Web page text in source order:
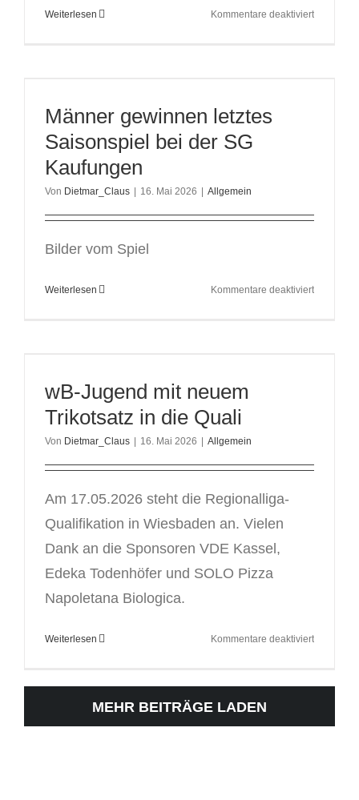
Weiterlesen Kommentare deaktiviertfür
Männer gewinnen letztes
Saisonspiel bei der SG
Kaufungen
Von Dietmar_Claus 16. Mai 2026 Allgemein
Bilder vom Spiel
Weiterlesen Kommentare deaktiviertfür
wB-Jugend mit neuem
Trikotsatz in die Quali
Von Dietmar_Claus 16. Mai 2026 Allgemein
Am 17.05.2026 steht die Regionalliga-
Qualifikation in Wiesbaden an. Vielen
Dank an die Sponsoren VDE Kassel,
Edeka Todenhöfer und SOLO Pizza
Napoletana Biologica.
Weiterlesen Kommentare deaktiviertfür
mit
MEHR BEITRÄGE LADEN